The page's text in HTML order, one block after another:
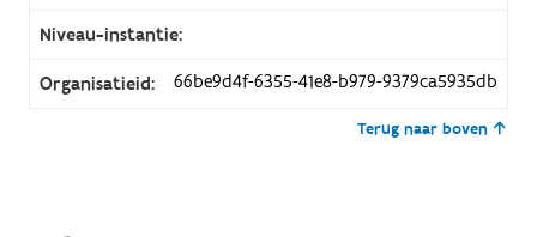
Niveau-instantie:
Organisatieid: 66be9d4f-6355-41e8-b979-9379ca5935db
Terug naar boven